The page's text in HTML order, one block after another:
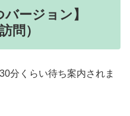
ージョン】
問）
分くらい待ち案内されま